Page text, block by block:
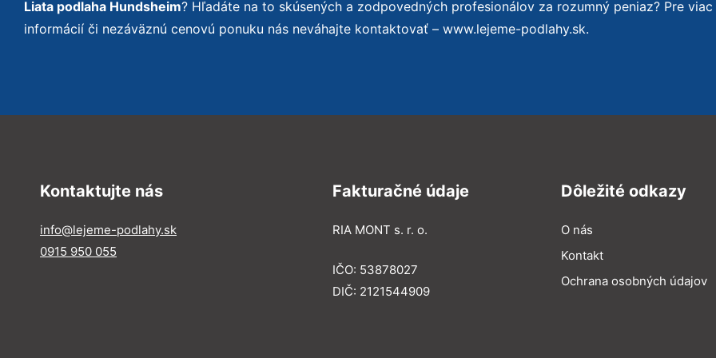
Liata podlaha Hundsheim? Hľadáte na to skúsených a zodpovedných profesionálov za rozumný peniaz? Pre viac
informácií či nezáväznú cenovú ponuku nás neváhajte kontaktovať – www.lejeme-podlahy.sk.
Kontaktujte nás
info@lejeme-podlahy.sk
0915 950 055
Fakturačné údaje
RIA MONT s. r. o.
IČO: 53878027
DIČ: 2121544909
Dôležité odkazy
O nás
Kontakt
Ochrana osobných údajov